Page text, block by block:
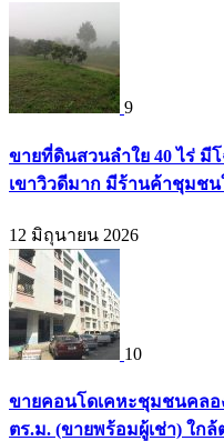
9
ขายที่ดินสวนลำใย 40 ไร่ มี
เขาวิวดีมาก มีร้านค้าชุมชน
12 มิถุนายน 2026
10
ขายคอนโดเคหะชุมชนคลอ
ตร.ม. (ขายพร้อมผู้เช่า) ใกล้